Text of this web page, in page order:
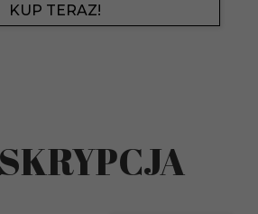
KUP TERAZ!